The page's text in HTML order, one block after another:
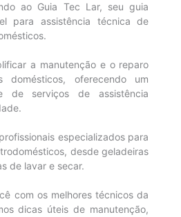
ao Guia Tec Lar, seu guia
para assistência técnica de
a manutenção e o reparo
domésticos, oferecendo um
de serviços de assistência
especializados para
desde geladeiras
de lavar e secar.
com os melhores técnicos da
dicas úteis de manutenção,